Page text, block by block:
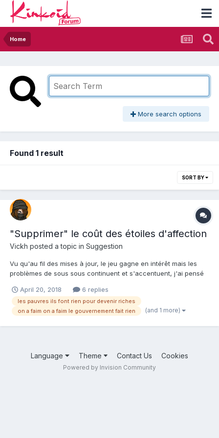
Home
More search options
Found 1 result
SORT BY
"Supprimer" le coût des étoiles d'affection
Vickh posted a topic in Suggestion
Vu qu'au fil des mises à jour, le jeu gagne en intérêt mais les
problèmes de sous sous continuent et s'accentuent, j'ai pensé
affection sont de plus en plus importantes, mais restent
gérables progressivement vu qu'on peut faire monter la...
April 20, 2018 6 replies
les pauvres ils font rien pour devenir riches
on a faim on a faim le gouvernement fait rien
(and 1 more)
Language Theme Contact Us Cookies
Powered by Invision Community